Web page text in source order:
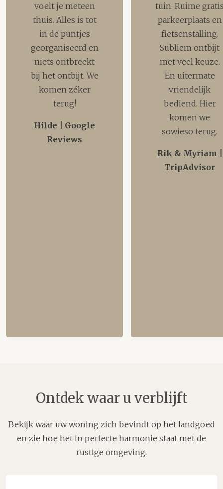
voelt je meteen
thuis. Alles is tot
in de puntjes
georganiseerd en
niets ontbreekt
bij het ontbijt. We
komen zéker
terug!
Hilde | Google
Reviews
tuin. Ruime
parkeerplaats en
fietsenstalling.
Subliem ontbijt
met veel keuze.
En uitermate
vriendelijk
bediend. Hier
komen we
sowieso terug.
Rik & Myriam |
TripAdvisor
Ontdek waar u verblijft
Bekijk waar uw woning zich bevindt op het landgoed
en zie hoe het in perfecte harmonie staat met de
rustige omgeving.